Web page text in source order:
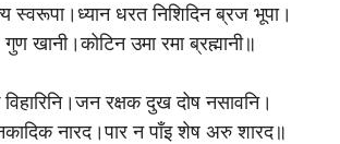
स्वरूपा।ध्यान धरत निशिदिन ब्रज भूपा।
खानी।कोटिन उमा रमा ब्रह्मानी॥
रक्षक दुख दोष नसावनि।
नारद।पार न पाँइ शेष अरु शारद॥